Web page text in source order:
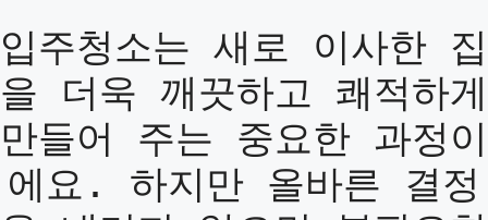
입주청소는 새로 이사한 집
을 더욱 깨끗하고 쾌적하게
만들어 주는 중요한 과정이
에요. 하지만 올바른 결정